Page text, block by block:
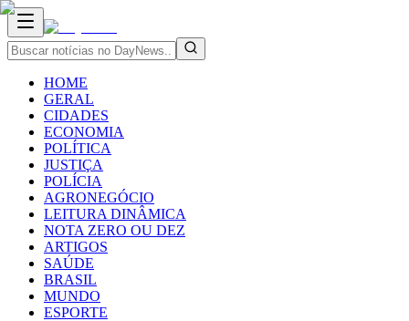
HOME
GERAL
CIDADES
ECONOMIA
POLÍTICA
JUSTIÇA
POLÍCIA
AGRONEGÓCIO
LEITURA DINÂMICA
NOTA ZERO OU DEZ
ARTIGOS
SAÚDE
BRASIL
MUNDO
ESPORTE